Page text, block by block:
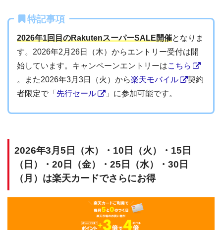
特記事項
2026年1回目のRakutenスーパーSALE開催となりま
す。2026年2月26日（木）からエントリー受付は開
始しています。キャンペーンエントリーはこちら
。また2026年3月3日（火）から楽天モバイル
契約
者限定で「 先行セール 」に参加可能です。
2026年3月5日（木）・10日（火）・15日
（日）・20日（金）・25日（水）・30日
（月）は楽天カードでさらにお得